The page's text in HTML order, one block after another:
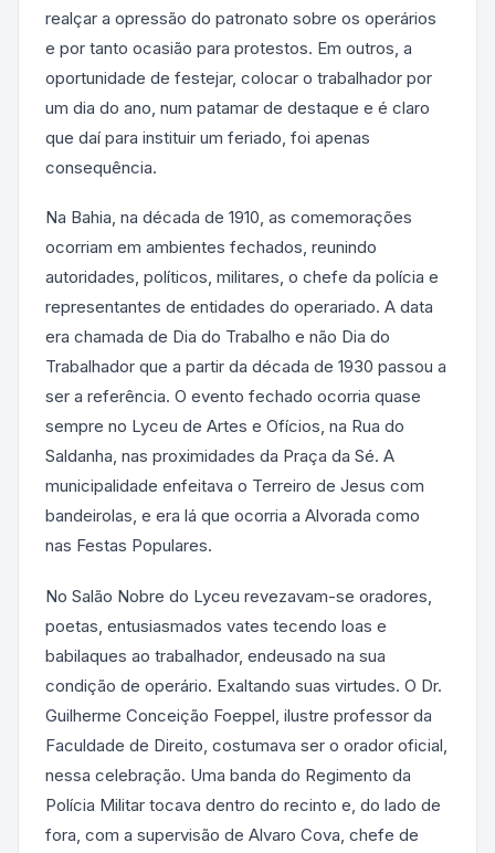
realçar a opressão do patronato sobre os operários
e por tanto ocasião para protestos. Em outros, a
oportunidade de festejar, colocar o trabalhador por
um dia do ano, num patamar de destaque e é claro
que daí para instituir um feriado, foi apenas
consequência.
Na Bahia, na década de 1910, as comemorações
ocorriam em ambientes fechados, reunindo
autoridades, políticos, militares, o chefe da polícia e
representantes de entidades do operariado. A data
era chamada de Dia do Trabalho e não Dia do
Trabalhador que a partir da década de 1930 passou a
ser a referência. O evento fechado ocorria quase
sempre no Lyceu de Artes e Ofícios, na Rua do
Saldanha, nas proximidades da Praça da Sé. A
municipalidade enfeitava o Terreiro de Jesus com
bandeirolas, e era lá que ocorria a Alvorada como
nas Festas Populares.
No Salão Nobre do Lyceu revezavam-se oradores,
poetas, entusiasmados vates tecendo loas e
babilaques ao trabalhador, endeusado na sua
condição de operário. Exaltando suas virtudes. O Dr.
Guilherme Conceição Foeppel, ilustre professor da
Faculdade de Direito, costumava ser o orador oficial,
nessa celebração. Uma banda do Regimento da
Polícia Militar tocava dentro do recinto e, do lado de
fora, com a supervisão de Alvaro Cova, chefe de